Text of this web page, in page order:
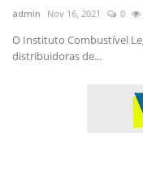
admin Nov 16, 2021 0
O Instituto Combustível
distribuidoras de...